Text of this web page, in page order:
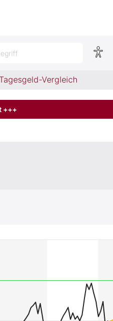
Tagesgeld-Vergleich
+++